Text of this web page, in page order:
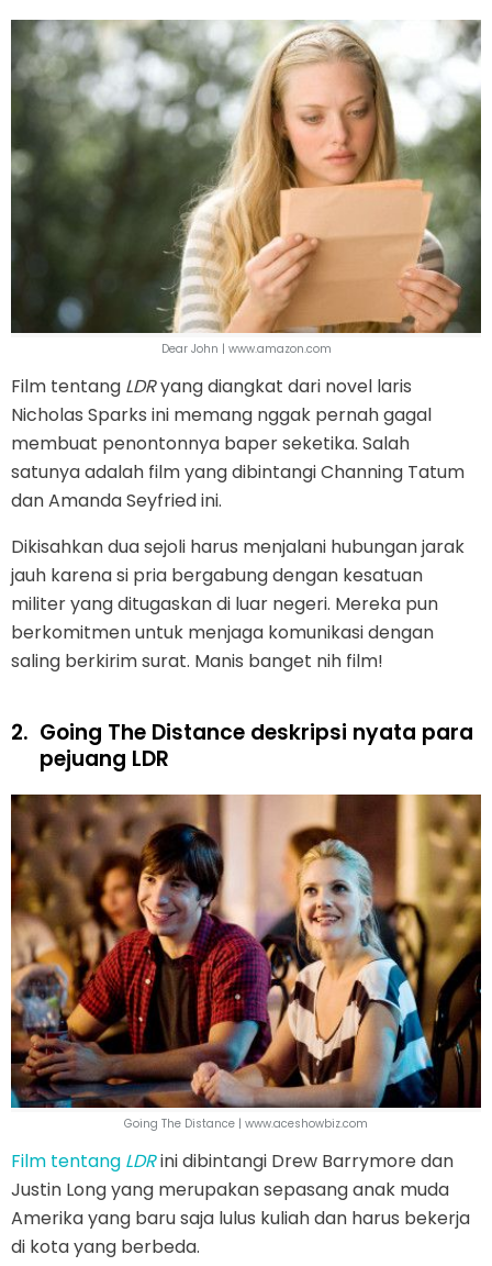
Dear John | www.amazon.com
Film tentang LDRyang diangkat dari novel laris
Nicholas Sparks ini memang nggak pernah gagal
membuat penontonnya baper seketika. Salah
satunya adalah film yang dibintangi Channing Tatum
dan Amanda Seyfried ini.
Dikisahkan dua sejoli harus menjalani hubungan jarak
jauh karena si pria bergabung dengan kesatuan
militer yang ditugaskan di luar negeri. Mereka pun
berkomitmen untuk menjaga komunikasi dengan
saling berkirim surat. Manis banget nih film!
2. Going The Distance deskripsi nyata para
pejuang LDR
Going The Distance | www.aceshowbiz.com
Film tentang LDRini dibintangi Drew Barrymore dan
Justin Long yang merupakan sepasang anak muda
Amerika yang baru saja lulus kuliah dan harus bekerja
di kota yang berbeda.